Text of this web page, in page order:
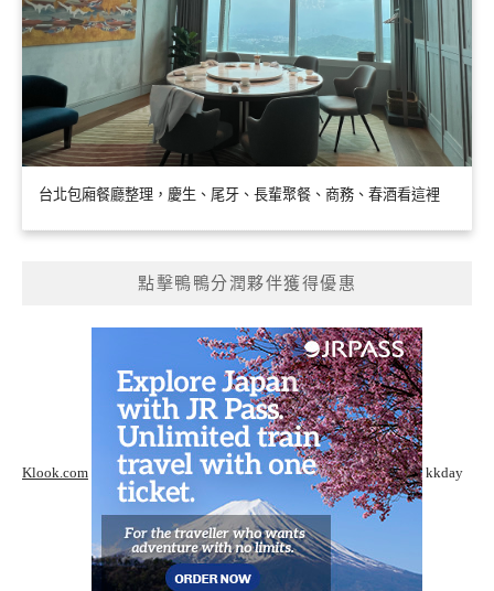
台北包廂餐廳整理，慶生、尾牙、長輩聚餐、商務、春酒看這裡
點擊鴨鴨分潤夥伴獲得優惠
Klook.com kkday